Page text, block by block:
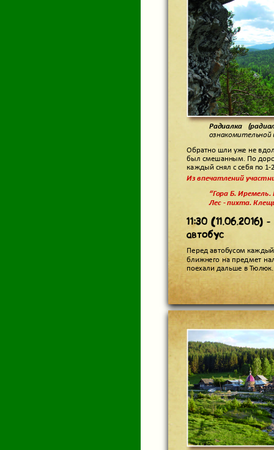
Радиалка
ознакомительной
Обратно шли уже не
был смешанным. По
каждый снял с себя по
Из впечатлений
“Гора Б.
Лес - пихта.
11:30 (11.06.2016)
автобус
Перед автобусом
ближнего на предмет
поехали дальше в